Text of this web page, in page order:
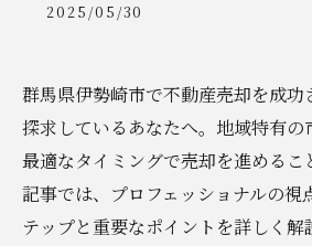
2025/05/30
群馬県伊勢崎市で不動産売却を成功
探求しているあなたへ。地域特有の
最適なタイミングで売却を進めるこ
記事では、プロフェッショナルの視
テップと重要なポイントを詳しく解